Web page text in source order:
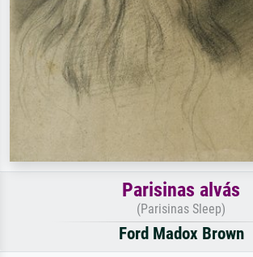
Parisinas alvás
(Parisinas Sleep)
Ford Madox Brown